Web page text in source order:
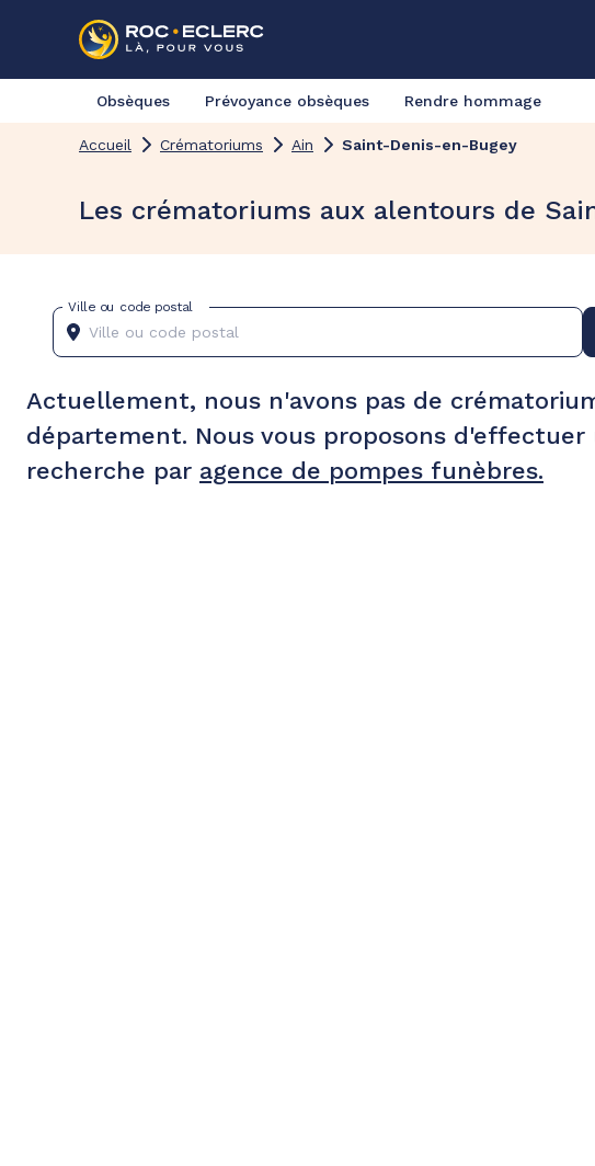
Obsèques Prévoyance obsèques Rendre hommage
Accueil Crématoriums Ain Saint-Denis-en-Bugey
Les crématoriums aux alentours de
Ville ou code postal
Actuellement, nous n'avons pas de
département. Nous vous proposons d'effectuer
recherche par agence de pompes funèbres.